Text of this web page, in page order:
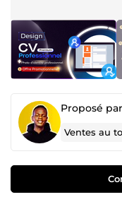
Proposé par
Ventes au